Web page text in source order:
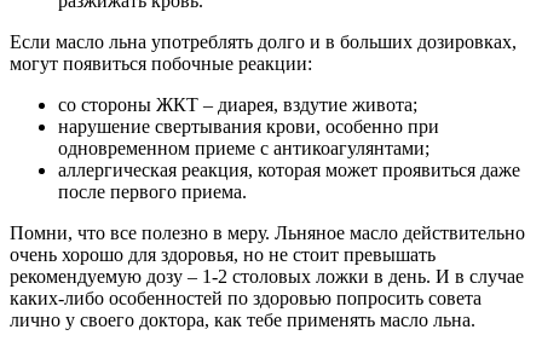
Если масло льна употреблять долго и в больших дозировках,
могут появиться побочные реакции:
со стороны ЖКТ – диарея, вздутие живота;
нарушение свертывания крови, особенно при
одновременном приеме с антикоагулянтами;
аллергическая реакция, которая может проявиться даже
после первого приема.
Помни, что все полезно в меру. Льняное масло действительно
очень хорошо для здоровья, но не стоит превышать
рекомендуемую дозу – 1-2 столовых ложки в день. И в случае
каких-либо особенностей по здоровью попросить совета
лично у своего доктора, как тебе применять масло льна.